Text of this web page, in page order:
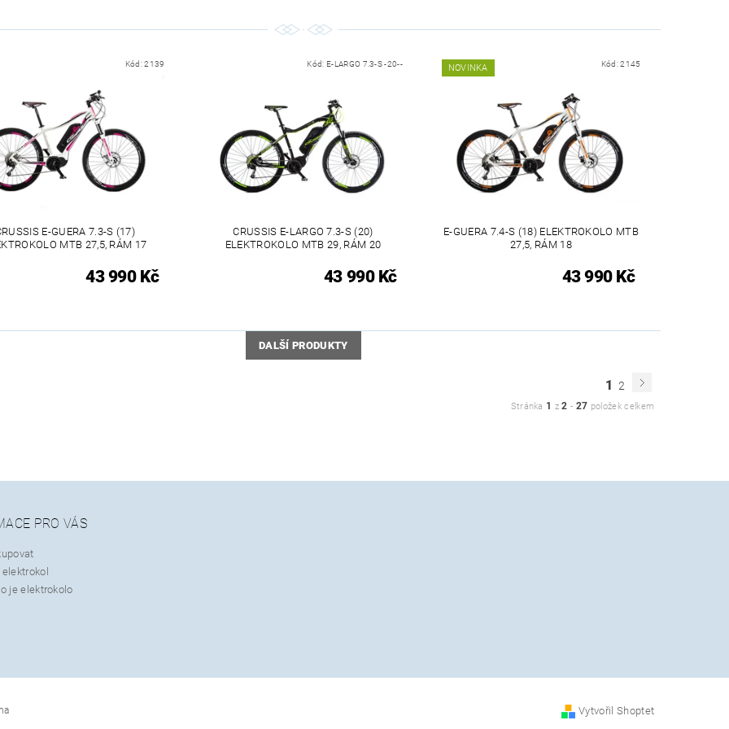
Kód:2139
E-GUERA 7.3-S (17)
MTB 27,5, RÁM 17
43 990 Kč
Kód: E-LARGO 7.3-S -20--
CRUSSIS E-LARGO 7.3-S (20)
ELEKTROKOLO MTB 29, RÁM 20
43 990 Kč
NOVINKA Kód:2145
E-GUERA 7.4-S (18) ELEKTROKOLO MTB
27,5, RÁM 18
43 990 Kč
DALŠÍ PRODUKTY
1 2
Stránka 1 z2 - 27 položek celkem
PRO VÁS
je elektrokolo
Vytvořil Shoptet